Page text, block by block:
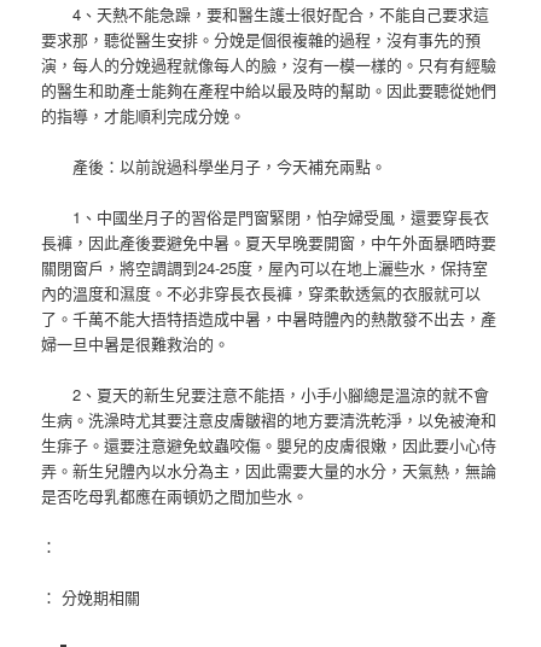
4、天熱不能急躁，要和醫生護士很好配合，不能自己要求這
要求那，聽從醫生安排。分娩是個很複雜的過程，沒有事先的預
演，每人的分娩過程就像每人的臉，沒有一模一樣的。只有有經驗
的醫生和助產士能夠在產程中給以最及時的幫助。因此要聽從她們
的指導，才能順利完成分娩。
產後：以前說過科學坐月子，今天補充兩點。
1、中國坐月子的習俗是門窗緊閉，怕孕婦受風，還要穿長衣
長褲，因此產後要避免中暑。夏天早晚要開窗，中午外面暴晒時要
關閉窗戶，將空調調到24-25度，屋內可以在地上灑些水，保持室
內的溫度和濕度。不必非穿長衣長褲，穿柔軟透氣的衣服就可以
了。千萬不能大捂特捂造成中暑，中暑時體內的熱散發不出去，產
婦一旦中暑是很難救治的。
2、夏天的新生兒要注意不能捂，小手小腳總是溫涼的就不會
生病。洗澡時尤其要注意皮膚皺褶的地方要清洗乾淨，以免被淹和
生痱子。還要注意避免蚊蟲咬傷。嬰兒的皮膚很嫩，因此要小心侍
弄。新生兒體內以水分為主，因此需要大量的水分，天氣熱，無論
是否吃母乳都應在兩頓奶之間加些水。
：
： 分娩期相關